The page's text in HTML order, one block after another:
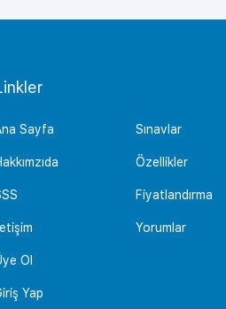
Sayfa
İletişim
Ol
Yap
Sınavlar
Özellikler
Fiyatlandırma
Yorumlar